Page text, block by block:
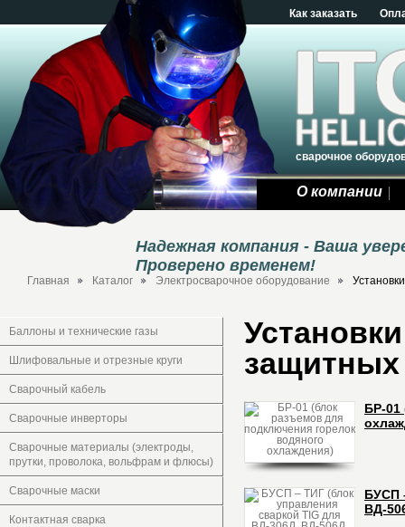
Как заказать
сварочное
О компании
Надежная компания - Ваша
Проверено временем!
Главная Каталог Электросварочное оборудование
Баллоны и технические газы
Шлифовальные и отрезные круги
Сварочный кабель
Сварочные инверторы
Сварочные материалы (электроды,
прутки, проволока, вольфрам и флюсы)
Сварочные маски
Контактная сварка
защитных
БР-01
БУСП
ВД-